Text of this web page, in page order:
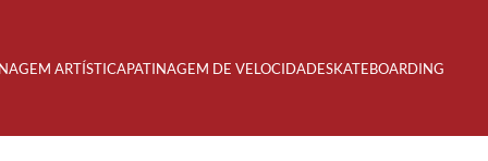
ARTÍSTICAPATINAGEM DE VELOCIDADESKATEBOARDING